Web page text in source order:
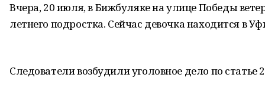
Вчера,20июля,вБижбулякенаулицеПобеды
летнего подростка. Сейчас девочканаходитсяв
Следователивозбудилиуголовное дело по статье